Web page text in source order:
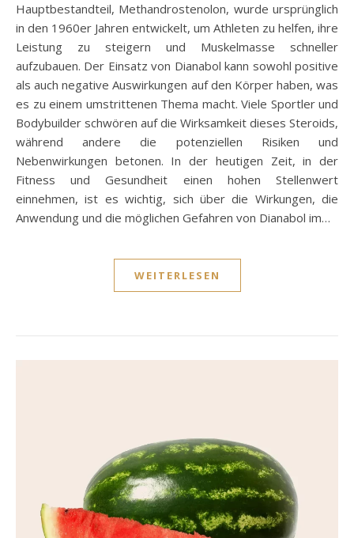
Hauptbestandteil, Methandrostenolon, wurde ursprünglich
in den 1960er Jahren entwickelt, um Athleten zu helfen, ihre
Leistung zu steigern und Muskelmasse schneller
aufzubauen. Der Einsatz von Dianabol kann sowohl positive
als auch negative Auswirkungen auf den Körper haben, was
es zu einem umstrittenen Thema macht. Viele Sportler und
Bodybuilder schwören auf die Wirksamkeit dieses Steroids,
während andere die potenziellen Risiken und
Nebenwirkungen betonen. In der heutigen Zeit, in der
Fitness und Gesundheit einen hohen Stellenwert
einnehmen, ist es wichtig, sich über die Wirkungen, die
Anwendung und die möglichen Gefahren von Dianabol im…
WEITERLESEN